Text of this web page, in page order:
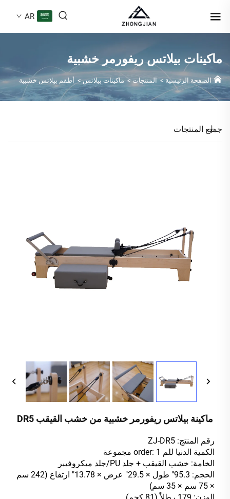
AR
ماكينات بيلاتس ريفورمر خشبية
الصفحة الرئيسية>المنتجات> ماكينات بيلاتس> أطقم بيلاتس خشبية
جميع المنتجات
ماكينة بيلاتس ريفورمر خشبية من خشب القيقب DR5
رقم المنتج: ZJ-DR5
الكمية الدنيا للم order: 1 مجموعة
الخامة: خشب القيقب + جلد PU/جلد ميكروفيبر
الحجم: 95.3" طول × 29.5" عرض × 13.78" ارتفاع (242 سم
× 75 سم × 35 سم)